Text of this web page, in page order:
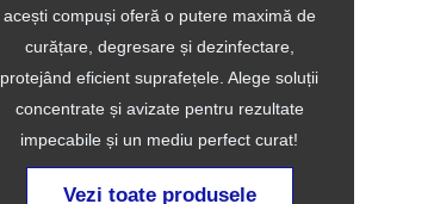
acești compuși oferă o putere maximă de
curățare, degresare și dezinfectare,
protejând eficient suprafețele. Alege soluții
concentrate și avizate pentru rezultate
impecabile și un mediu perfect curat!
Vezi toate produsele